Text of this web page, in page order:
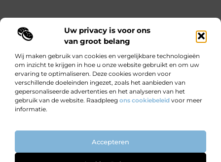
Uw privacy is voor ons
van groot belang
Wij maken gebruik van cookies en vergelijkbare technologieën
om inzicht te krijgen in hoe u onze website gebruikt en om uw
ervaring te optimaliseren. Deze cookies worden voor
verschillende doeleinden ingezet, zoals het aanbieden van
gepersonaliseerde advertenties en het analyseren van het
gebruik van de website. Raadpleeg ons cookiebeleid voor meer
informatie.
Accepteren
Bekende Nederlanders
Wijzer worden door verhalen.
Motiverende en informatieve blogs voor nieuwsgierige lezers en